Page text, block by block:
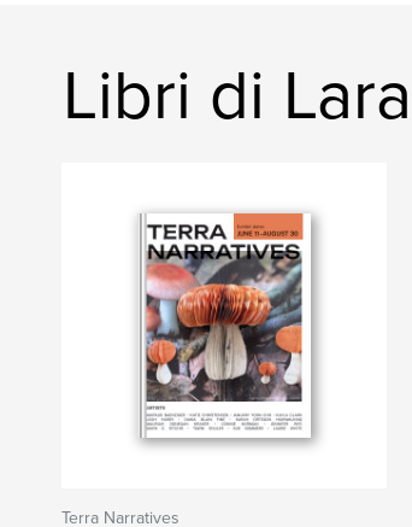
Libri di
Terra Narratives